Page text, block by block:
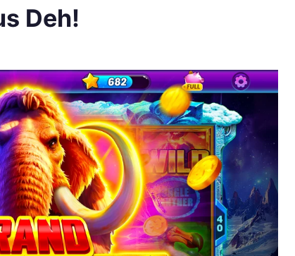
Deh!